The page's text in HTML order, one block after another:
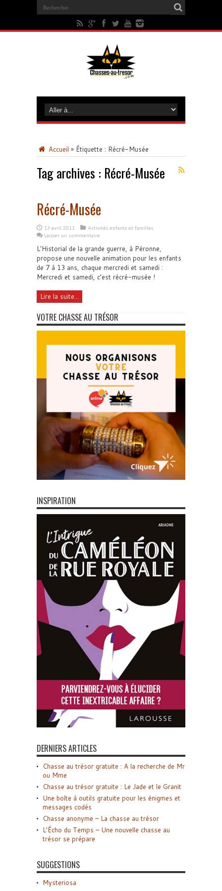
Accueil » Étiquette : Récré-Musée
Tag archives : Récré-Musée
Récré-Musée
13 avril 2011
Activités enfants et familles
Laisser un commentaire
L'Historial de la grande guerre, à Péronne,
propose une nouvelle animation pour les enfants
de 7 à 13 ans, chaque mercredi et samedi :
Mercredi et samedi, c’est récré-musée !
Lire la suite...
VOTRE CHASSE AU TRÉSOR
INSPIRATION
DERNIERS ARTICLES
Chasse au trésor gratuite : A la recherche de Mr
ou Mme
Chasse au trésor gratuite : Le Jade et le Granit
Une boîte à outils gratuite pour les énigmes et
messages codés
Chasse anonyme – La chasse au trésor
L’Écho du Temps – Une nouvelle chasse au
trésor se prépare
SUGGESTIONS
Mysteriosa